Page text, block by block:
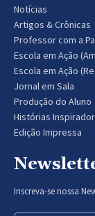
Notícias
Artigos & Crônicas
Professor com a
Escola em Ação
Escola em Ação
Jornal em Sala
Produção do Aluno
Histórias
Edição Impressa
Inscreva-se nossa